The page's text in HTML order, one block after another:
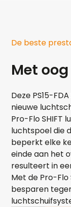
De beste
Met
Deze PS15-
nieuwe
Pro-Flo SHIFT
luchtspoel die
beperkt elke
einde aan het
resulteert in
Met de Pro-Flo
besparen